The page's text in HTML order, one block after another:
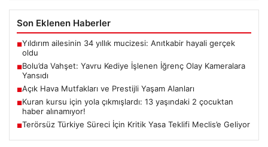
Son Eklenen Haberler
■Yıldırım ailesinin 34 yıllık mucizesi: Anıtkabir hayali gerçek
oldu
■Bolu’da Vahşet: Yavru Kediye İşlenen İğrenç Olay Kameralara
Yansıdı
■Açık Hava Mutfakları ve Prestijli Yaşam Alanları
■Kuran kursu için yola çıkmışlardı: 13 yaşındaki 2 çocuktan
haber alınamıyor!
■Terörsüz Türkiye Süreci İçin Kritik Yasa Teklifi Meclis’e Geliyor